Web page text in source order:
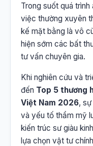
Trong suốt quá
việc thường xuyên
kế mặt bằng là vô
hiện sớm các bất
tư vấn chuyên gia.
Khi nghiên cứu và
đến Top 5 thương
Việt Nam 2026,
và yếu tố thẩm mỹ
kiến trúc sư giàu
lựa chọn vật tư